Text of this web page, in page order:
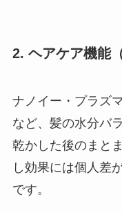
2. ヘアケア機能
ナノイー・プラズ
など、髪の水分バ
乾かした後のまと
し効果には個人差
です。